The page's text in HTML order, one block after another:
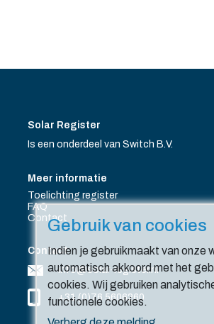
Gebruik van cookies
Indien je gebruikmaakt van onze
automatisch akkoord met het
cookies. Wij gebruiken
functionele cookies.
Solar Register
Is een onderdeel van Switch B.V.
Meer informatie
Toelichting register
FAQ
Contact
Contact
info@solar-register.nl
+31 (0)76 5606260